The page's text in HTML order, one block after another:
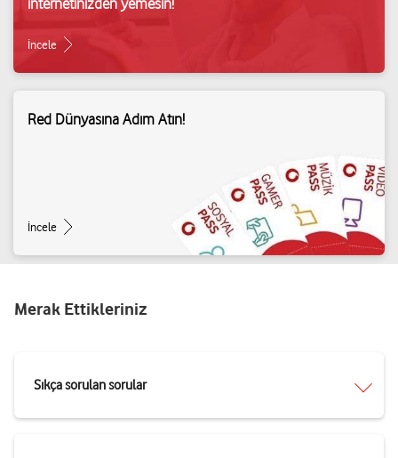
internetinizden yemesin!
İncele
Red Dünyasına Adım Atın!
İncele
Merak Ettikleriniz
Sıkça sorulan sorular